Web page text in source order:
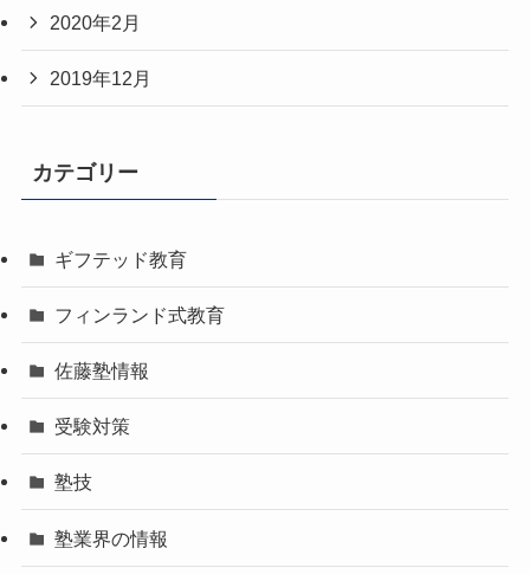
2020年2月
2019年12月
カテゴリー
ギフテッド教育
フィンランド式教育
佐藤塾情報
受験対策
塾技
塾業界の情報